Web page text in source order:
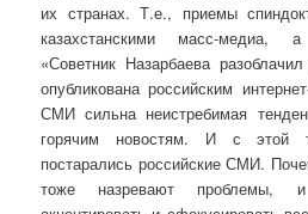
их странах. Т.е., приемы
казахстанскими масс-медиа,
«Советник Назарбаева
опубликована российским
СМИ сильна неистребимая
горячим новостям. И с этой
постарались российские СМИ.
тоже назревают проблемы,